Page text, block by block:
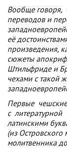
Вообще говоря,
переводов и
её
произведения,
сюжеты
Штильфриде и
чехами с такой
Первые
с литературной
латинскими
(из Островского
молитвенника